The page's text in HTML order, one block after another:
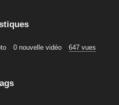
0 nouvelle vidéo 647 vues